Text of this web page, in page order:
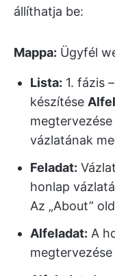
állíthatja be:
Mappa: Ügyfél
Lista: 1. fázis
készítése
megtervezése
vázlatának
Feladat:
honlap
Az „About”
Alfeladat: A
megtervezése